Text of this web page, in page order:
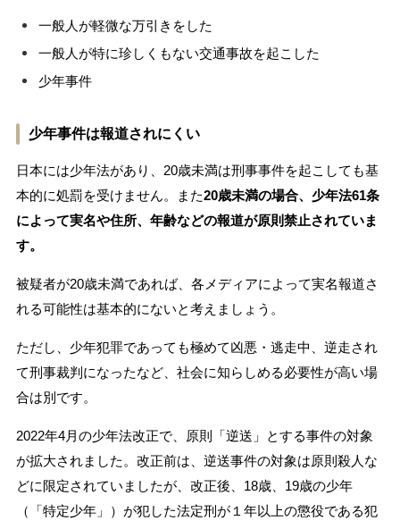
一般人が軽微な万引きをした
一般人が特に珍しくもない交通事故を起こした
少年事件
少年事件は報道されにくい
日本には少年法があり、20歳未満は刑事事件を起こしても基
本的に処罰を受けません。また20歳未満の場合、少年法61条
によって実名や住所、年齢などの報道が原則禁止されていま
す。
被疑者が20歳未満であれば、各メディアによって実名報道さ
れる可能性は基本的にないと考えましょう。
ただし、少年犯罪であっても極めて凶悪・逃走中、逆走され
て刑事裁判になったなど、社会に知らしめる必要性が高い場
合は別です。
2022年4月の少年法改正で、原則「逆送」とする事件の対象
が拡大されました。改正前は、逆送事件の対象は原則殺人な
どに限定されていましたが、改正後、18歳、19歳の少年
（「特定少年」）が犯した法定刑が１年以上の懲役である犯